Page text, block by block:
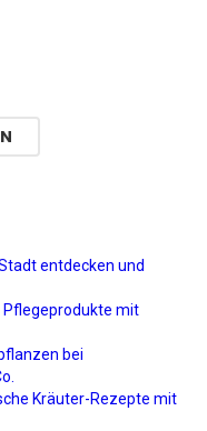
entdecken und
Pflegeprodukte mit
bei
Kräuter-Rezepte mit